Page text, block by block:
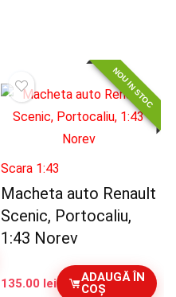
NOU IN STOC
Scara 1:43
Macheta auto Renault
Scenic, Portocaliu,
1:43 Norev
135.00 lei
ADAUGĂ ÎN
COȘ